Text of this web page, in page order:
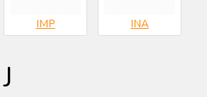
IMP INA
J